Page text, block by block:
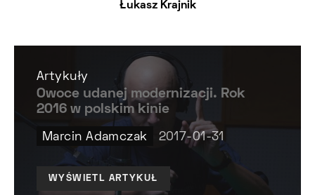
Łukasz Krajnik
Artykuły
Owoce udanej modernizacji. Rok
2016 w polskim kinie
Marcin Adamczak 2017-01-31
WYŚWIETL ARTYKUŁ